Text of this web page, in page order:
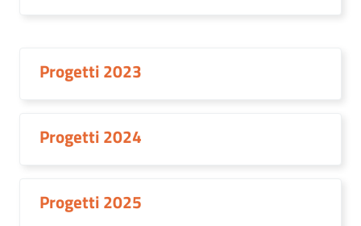
Progetti 2023
Progetti 2024
Progetti 2025